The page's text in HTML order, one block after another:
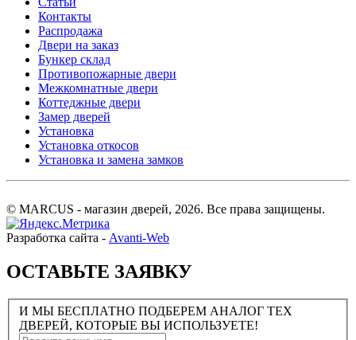
Контакты
Распродажа
Двери на заказ
Бункер склад
Противопожарные двери
Межкомнатные двери
Коттеджные двери
Замер дверей
Установка
Установка откосов
Установка и замена замков
© MARCUS - магазин дверей, 2026. Все права защищены.
Разработка сайта - Avanti-Web
ОСТАВЬТЕ ЗАЯВКУ
И МЫ БЕСПЛАТНО ПОДБЕРЕМ АНАЛОГ ТЕХ
ДВЕРЕЙ, КОТОРЫЕ ВЫ ИСПОЛЬЗУЕТЕ!